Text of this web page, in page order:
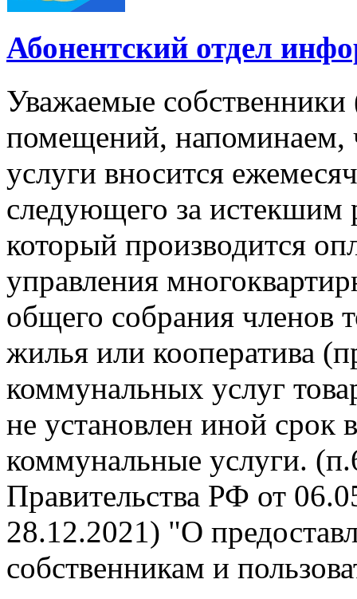
Абонентский отдел
Уважаемые
помещений, напоминаем,
услуги вносится
следующего за истекшим
который производится
управления
общего собрания членов
жилья или кооператива
коммунальных услуг
не установлен иной срок
коммунальные услуги.
Правительства РФ от
28.12.2021) "О
собственникам и